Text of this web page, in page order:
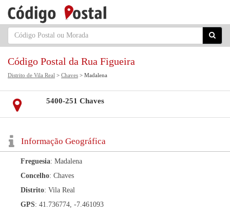
Código Postal da Rua Figueira
Distrito de Vila Real > Chaves > Madalena
5400-251 Chaves
Informação Geográfica
Freguesia: Madalena
Concelho: Chaves
Distrito: Vila Real
GPS: 41.736774, -7.461093